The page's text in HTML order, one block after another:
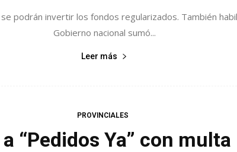
podrán invertir los fondos regularizados. También
Gobierno nacional sumó...
Leer más
PROVINCIALES
“Pedidos Ya” con